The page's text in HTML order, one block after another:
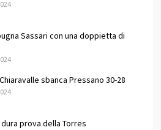
Sassari con una doppietta di
sbanca Pressano 30-28
dura prova della Torres